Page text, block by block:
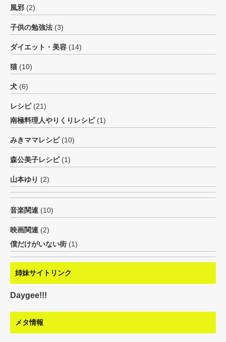
風邪 (2)
子供の勉強法 (3)
ダイエット・美容 (14)
猫 (10)
犬 (6)
レシピ(21)
南極料理人やりくりレシピ(1)
みきママレシピ(10)
森公美子レシピ(1)
山本ゆり (2)
音楽関連 (10)
映画関連 (2)
僕だけがいない街 (1)
姉妹サイトリンク
Daygee!!!
メタ情報